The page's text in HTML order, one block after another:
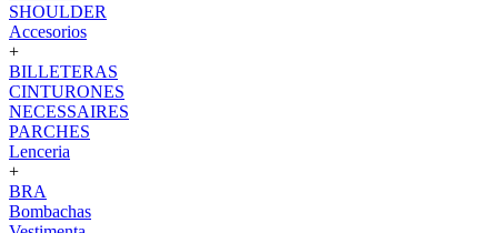
SHOULDER
Accesorios
+
BILLETERAS
CINTURONES
NECESSAIRES
PARCHES
Lenceria
+
BRA
Bombachas